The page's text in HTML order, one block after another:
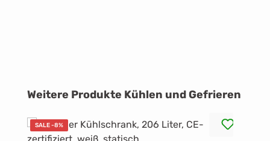
Produktgalerie überspringen
Weitere Produkte Kühlen und Gefrieren
SALE -8%